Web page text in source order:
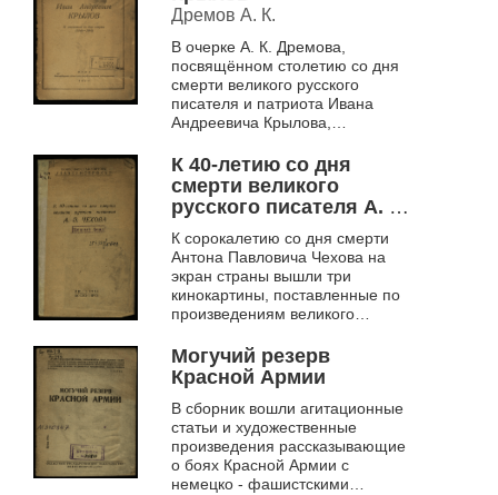
Дремов А. К.
В очерке А. К. Дремова,
посвящённом столетию со дня
смерти великого русского
писателя и патриота Ивана
Андреевича Крылова,
творчестве писателя. Автор
вновь напоминает о вечных...
К 40-летию со дня
смерти великого
русского писателя А. П.
Чехова
К сорокалетию со дня смерти
Антона Павловича Чехова на
экран страны вышли три
кинокартины, поставленные по
произведениям великого
«Маска», «Человек в
футляре». ...
Могучий резерв
Красной Армии
В сборник вошли агитационные
статьи и художественные
произведения рассказывающие
о боях Красной Армии с
немецко - фашистскими